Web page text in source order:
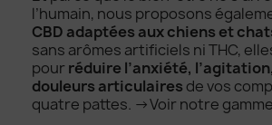
l’humain, nous proposons
CBD adaptées aux chiens et
sans arômes artificiels ni THC,
pour réduire l’anxiété,
douleurs articulaires de vos
quatre pattes. →Voir notre